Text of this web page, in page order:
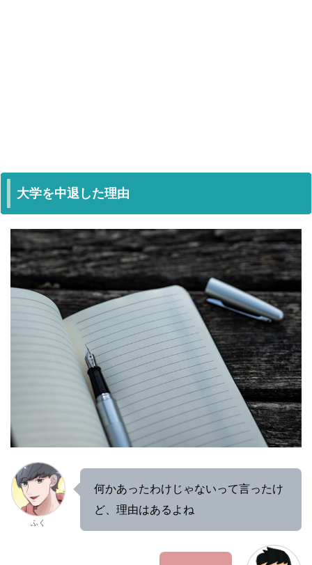
大学を中退した理由
ふく
何かあったわけじゃないって言ったけ
ど、理由はあるよね